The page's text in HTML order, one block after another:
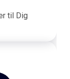
til Dig